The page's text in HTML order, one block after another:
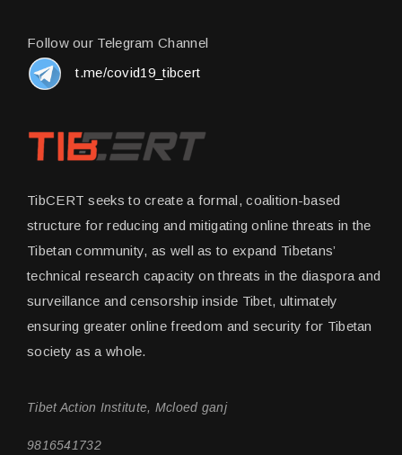
Follow our Telegram Channel
t.me/covid19_tibcert
TibCERT seeks to create a formal, coalition-based
structure for reducing and mitigating online threats in the
Tibetan community, as well as to expand Tibetans’
technical research capacity on threats in the diaspora and
surveillance and censorship inside Tibet, ultimately
ensuring greater online freedom and security for Tibetan
society as a whole.
Tibet Action Institute, Mcloed ganj
9816541732